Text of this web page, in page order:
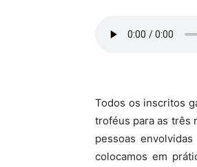
Todos os inscritos
troféus para as três
pessoas
colocamos em